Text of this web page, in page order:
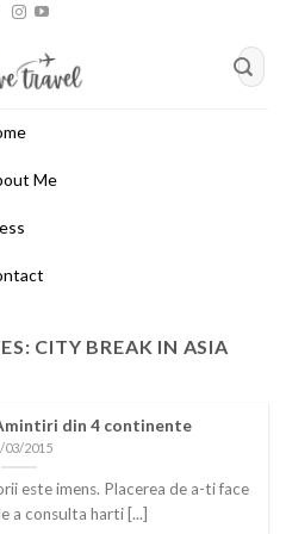
Me
CITY BREAK IN ASIA
din 4 continente
03/2015
este imens. Placerea de a-ti face
a consulta harti [...]